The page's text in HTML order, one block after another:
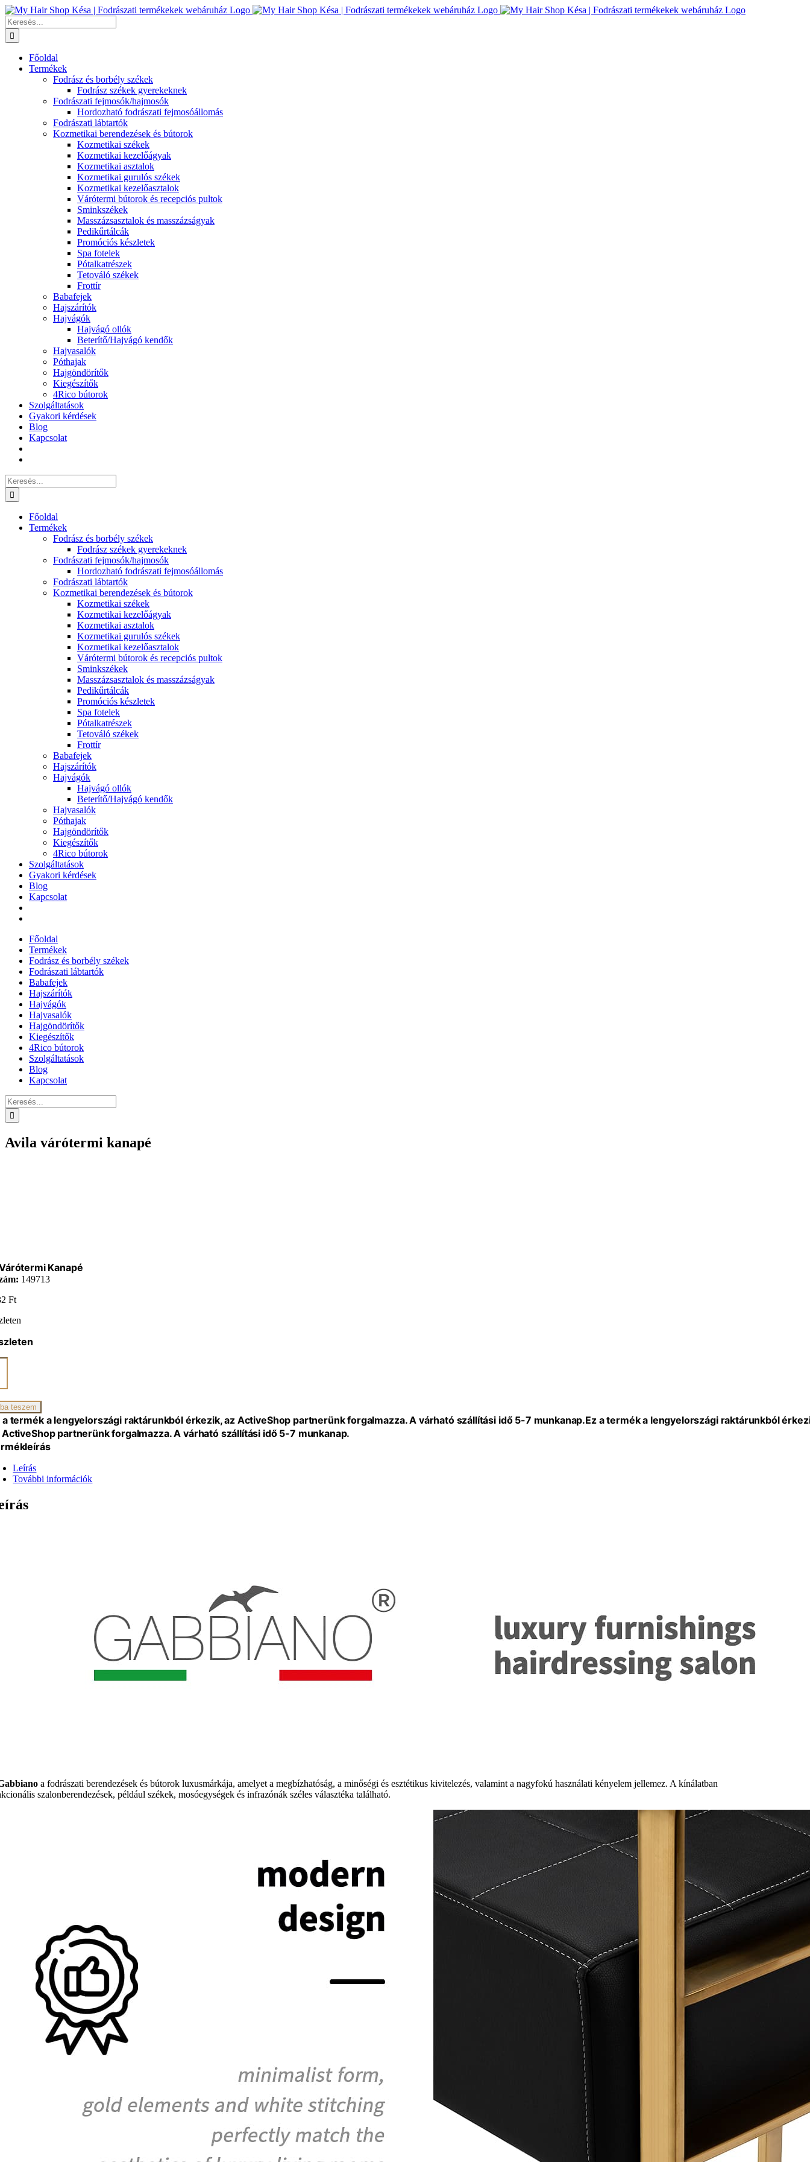
Kihagyás
Keresés...
Főoldal
Termékek
Fodrász és borbély székek
Fodrász székek gyerekeknek
Fodrászati fejmosók/hajmosók
Hordozható fodrászati fejmosóállomás
Fodrászati lábtartók
Kozmetikai berendezések és bútorok
Kozmetikai székek
Kozmetikai kezelőágyak
Kozmetikai asztalok
Kozmetikai gurulós székek
Kozmetikai kezelőasztalok
Várótermi bútorok és recepciós pultok
Sminkszékek
Masszázsasztalok és masszázságyak
Pedikűrtálcák
Promóciós készletek
Spa fotelek
Pótalkatrészek
Tetováló székek
Frottír
Babafejek
Hajszárítók
Hajvágók
Hajvágó ollók
Beterítő/Hajvágó kendők
Hajvasalók
Póthajak
Hajgöndörítők
Kiegészítők
4Rico bútorok
Szolgáltatások
Gyakori kérdések
Blog
Kapcsolat
Keresés...
Főoldal
Termékek
Fodrász és borbély székek
Fodrász székek gyerekeknek
Fodrászati fejmosók/hajmosók
Hordozható fodrászati fejmosóállomás
Fodrászati lábtartók
Kozmetikai berendezések és bútorok
Kozmetikai székek
Kozmetikai kezelőágyak
Kozmetikai asztalok
Kozmetikai gurulós székek
Kozmetikai kezelőasztalok
Várótermi bútorok és recepciós pultok
Sminkszékek
Masszázsasztalok és masszázságyak
Pedikűrtálcák
Promóciós készletek
Spa fotelek
Pótalkatrészek
Tetováló székek
Frottír
Babafejek
Hajszárítók
Hajvágók
Hajvágó ollók
Beterítő/Hajvágó kendők
Hajvasalók
Póthajak
Hajgöndörítők
Kiegészítők
4Rico bútorok
Szolgáltatások
Gyakori kérdések
Blog
Kapcsolat
Főoldal
Termékek
Fodrász és borbély székek
Fodrászati lábtartók
Babafejek
Hajszárítók
Hajvágók
Hajvasalók
Hajgöndörítők
Kiegészítők
4Rico bútorok
Szolgáltatások
Blog
Kapcsolat
Keresés...
Avila várótermi kanapé
Kanapé
149713
Ft
teszem
a termék a lengyelországi raktárunkból érkezik, az ActiveShop partnerünk forgalmazza. A várható szállítási idő 5-7 munkanap.Ez a termék a lengyelországi raktárunkból
ActiveShop partnerünk forgalmazza. A várható szállítási idő 5-7 munkanap.
Leírás
További információk
a fodrászati berendezések és bútorok luxusmárkája, amelyet a megbízhatóság, a minőségi és esztétikus kivitelezés, valamint a nagyfokú használati kényelem jellemez. A kínálatban
szalonberendezések, például székek, mosóegységek és infrazónák széles választéka található.